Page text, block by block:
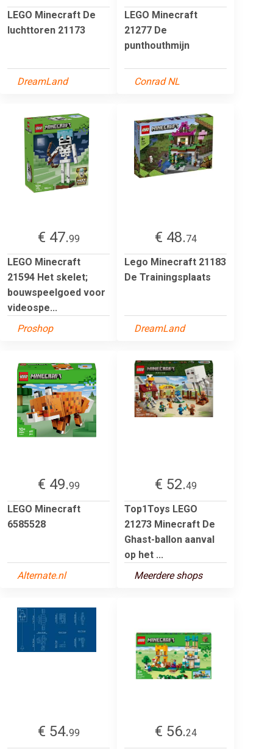
LEGO Minecraft De
luchttoren 21173
DreamLand
LEGO Minecraft
21277 De
punthouthmijn
Conrad NL
€ 47.99
LEGO Minecraft
21594 Het skelet;
bouwspeelgoed voor
videospe...
Proshop
€ 48.74
Lego Minecraft 21183
De Trainingsplaats
DreamLand
€ 49.99
LEGO Minecraft
6585528
Alternate.nl
€ 52.49
Top1Toys LEGO
21273 Minecraft De
Ghast-ballon aanval
op het ...
Meerdere shops
€ 54.99
€ 56.24